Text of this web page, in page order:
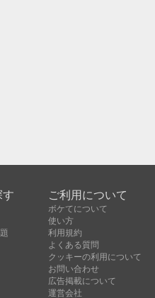
す ご利用について
ボケてについて
使い方
利用規約
よくある質問
クッキーの利用について
お問い合わせ
広告掲載について
運営会社